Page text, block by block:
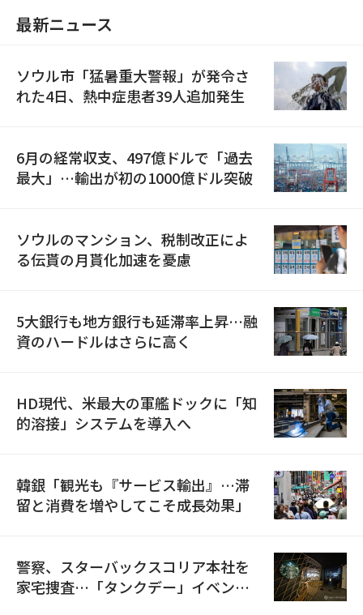
最新ニュース
ソウル市「猛暑重大警報」が発令さ
れた4日、熱中症患者39人追加発生
6月の経常収支、497億ドルで「過去
最大」…輸出が初の1000億ドル突破
ソウルのマンション、税制改正によ
る伝貰の月貰化加速を憂慮
5大銀行も地方銀行も延滞率上昇…融
資のハードルはさらに高く
HD現代、米最大の軍艦ドックに「知
的溶接」システムを導入へ
韓銀「観光も『サービス輸出』…滞
留と消費を増やしてこそ成長効果」
警察、スターバックスコリア本社を
家宅捜査…「タンクデー」イベント